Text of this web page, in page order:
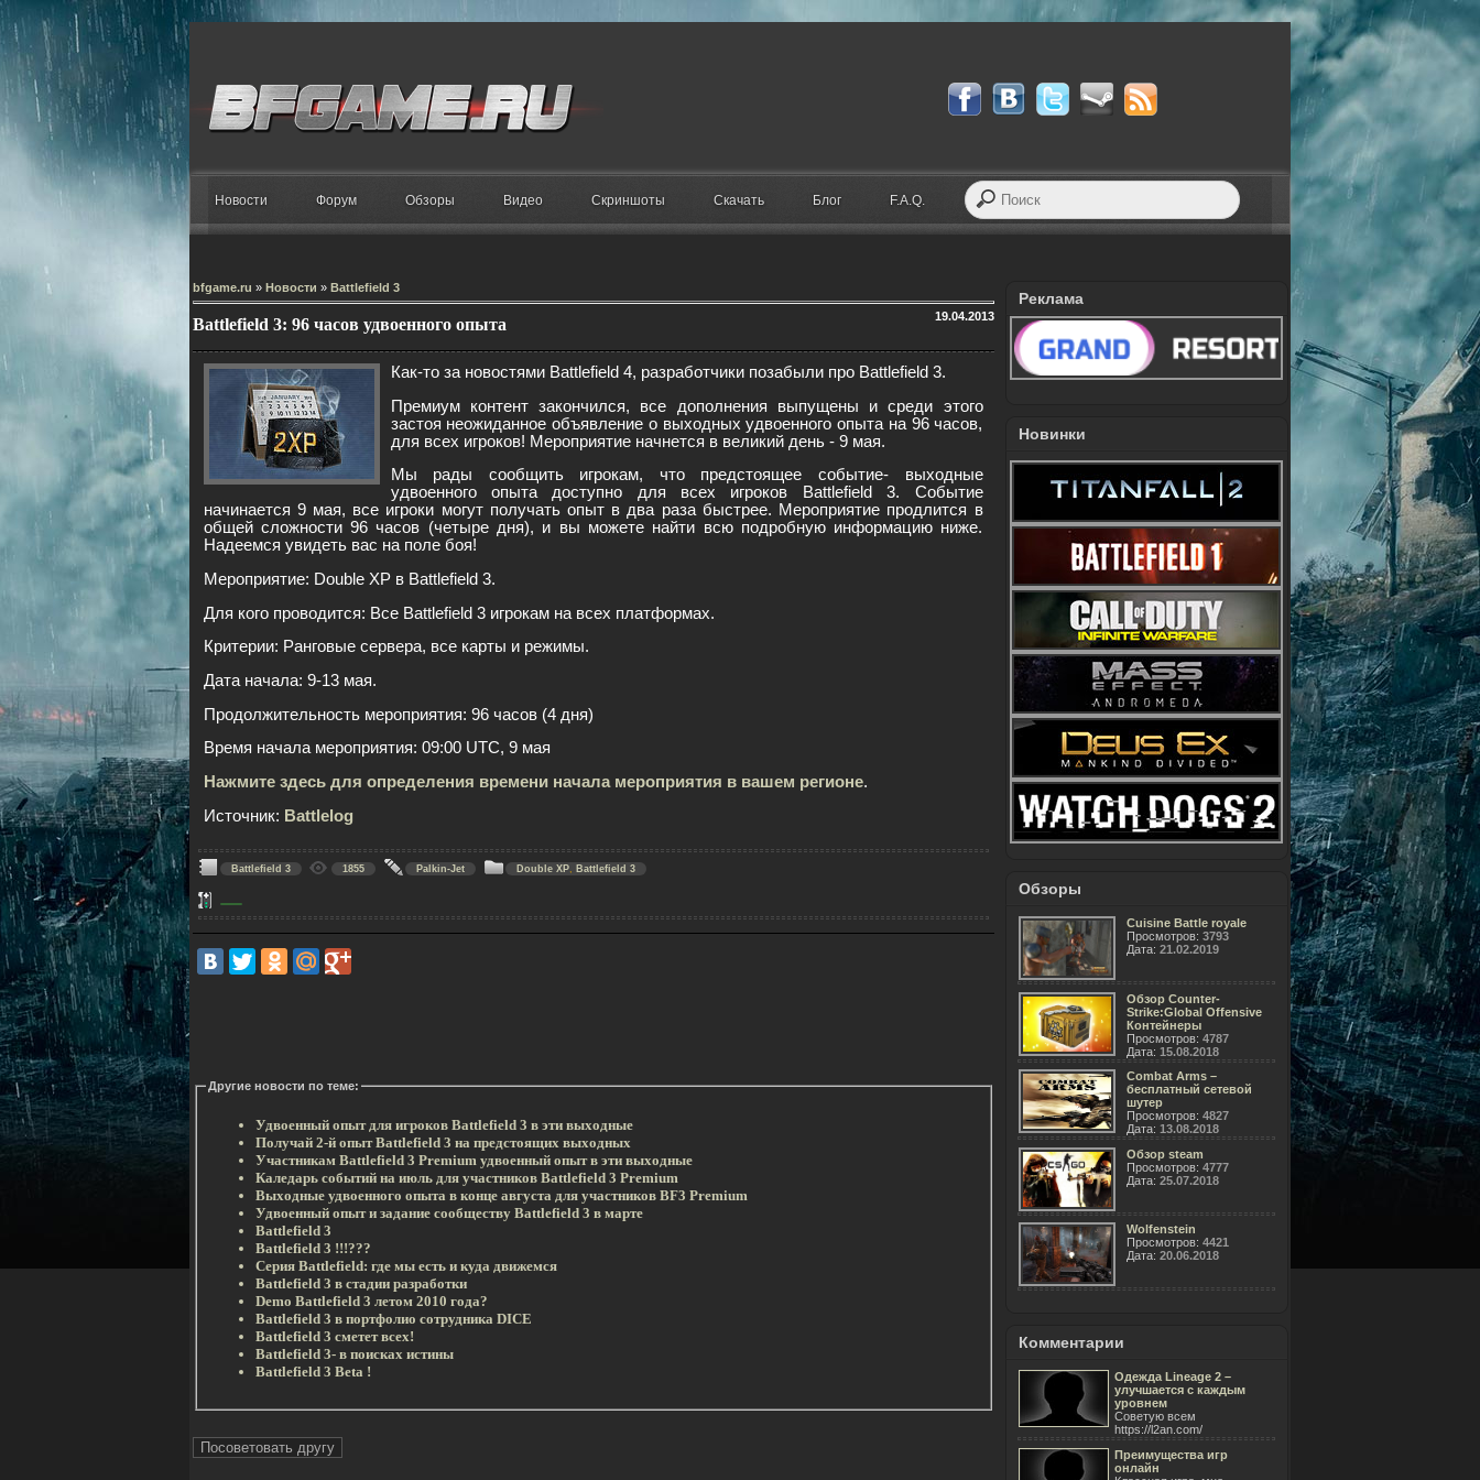
Новости Форум Обзоры Видео Скриншоты Скачать Блог F.A.Q.
bfgame.ru » Новости » Battlefield 3
19.04.2013
Battlefield 3: 96 часов удвоенного опыта
Как-то за новостями Battlefield 4, разработчики позабыли про Battlefield 3.
Премиум контент закончился, все дополнения выпущены и среди этого
застоя неожиданное объявление о выходных удвоенного опыта на 96 часов,
для всех игроков! Мероприятие начнется в великий день - 9 мая.
Мы рады сообщить игрокам, что предстоящее событие- выходные
удвоенного опыта доступно для всех игроков Battlefield 3. Событие
начинается 9 мая, все игроки могут получать опыт в два раза быстрее. Мероприятие продлится в
общей сложности 96 часов (четыре дня), и вы можете найти всю подробную информацию ниже.
Надеемся увидеть вас на поле боя!
Мероприятие: Double XP в Battlefield 3.
Для кого проводится: Все Battlefield 3 игрокам на всех платформах.
Критерии: Ранговые сервера, все карты и режимы.
Дата начала: 9-13 мая.
Продолжительность мероприятия: 96 часов (4 дня)
Время начала мероприятия: 09:00 UTC, 9 мая
Нажмите здесь для определения времени начала мероприятия в вашем регионе.
Источник: Battlelog
Battlefield 3 1855 Palkin-Jet Double XP, Battlefield 3
Другие новости по теме:
Удвоенный опыт для игроков Battlefield 3 в эти выходные
Получай 2-й опыт Battlefield 3 на предстоящих выходных
Участникам Battlefield 3 Premium удвоенный опыт в эти выходные
Каледарь событий на июль для участников Battlefield 3 Premium
Выходные удвоенного опыта в конце августа для участников BF3 Premium
Удвоенный опыт и задание сообществу Battlefield 3 в марте
Battlefield 3
Battlefield 3 !!!???
Серия Battlefield: где мы есть и куда движемся
Battlefield 3 в стадии разработки
Demo Battlefield 3 летом 2010 года?
Battlefield 3 в портфолио сотрудника DICE
Battlefield 3 сметет всех!
Battlefield 3- в поисках истины
Battlefield 3 Beta !
Реклама
Новинки
Обзоры
Cuisine Battle royale
Просмотров: 3793
Дата: 21.02.2019
Обзор Counter-
Strike:Global Offensive
Контейнеры
Просмотров: 4787
Дата: 15.08.2018
Combat Arms –
бесплатный сетевой
шутер
Просмотров: 4827
Дата: 13.08.2018
Обзор steam
Просмотров: 4777
Дата: 25.07.2018
Wolfenstein
Просмотров: 4421
Дата: 20.06.2018
Комментарии
Одежда Lineage 2 –
улучшается с каждым
уровнем
Советую всем
https://l2an.com/
Преимущества игр
онлайн